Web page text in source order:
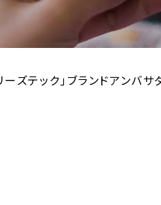
テック」ブランドアンバサ